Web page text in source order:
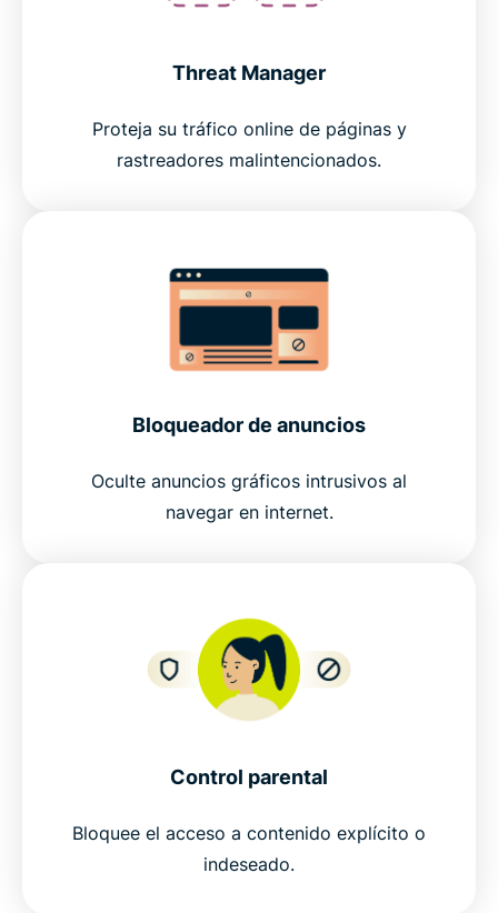
Threat Manager
Proteja su tráfico online de páginas y
rastreadores malintencionados.
Bloqueador de anuncios
Oculte anuncios gráficos intrusivos al
navegar en internet.
Control parental
Bloquee el acceso a contenido explícito o
indeseado.